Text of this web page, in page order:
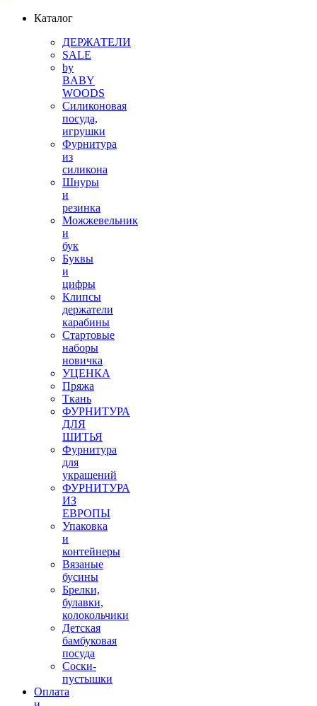
Каталог
ДЕРЖАТЕЛИ
SALE
by
BABY
WOODS
Силиконовая
посуда,
игрушки
Фурнитура
из
силикона
Шнуры
и
резинка
Можжевельник
и
бук
Буквы
и
цифры
Клипсы
держатели
карабины
Стартовые
наборы
новичка
УЦЕНКА
Пряжа
Ткань
ФУРНИТУРА
ДЛЯ
ШИТЬЯ
Фурнитура
для
украшений
ФУРНИТУРА
ИЗ
ЕВРОПЫ
Упаковка
и
контейнеры
Вязаные
бусины
Брелки,
булавки,
колокольчики
Детская
бамбуковая
посуда
Соски-
пустышки
Оплата